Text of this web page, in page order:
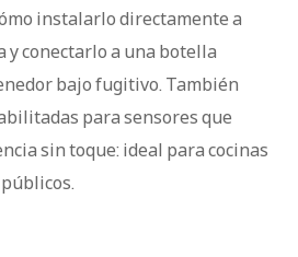
instalarlo directamente a
y conectarlo a una botella
bajo fugitivo. También
para sensores que
sin toque: ideal para cocinas